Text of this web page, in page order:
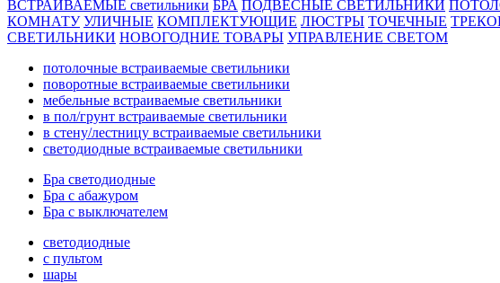
ВСТРАИВАЕМЫЕ светильники БРА ПОДВЕСНЫЕ СВЕТИЛЬНИКИ
КОМНАТУ УЛИЧНЫЕ КОМПЛЕКТУЮЩИЕ ЛЮСТРЫ ТОЧЕЧНЫЕ
СВЕТИЛЬНИКИ НОВОГОДНИЕ ТОВАРЫ УПРАВЛЕНИЕ СВЕТОМ
потолочные встраиваемые светильники
поворотные встраиваемые светильники
мебельные встраиваемые светильники
в пол/грунт встраиваемые светильники
в стену/лестницу встраиваемые светильники
светодиодные встраиваемые светильники
Бра светодиодные
Бра с абажуром
Бра с выключателем
светодиодные
с пультом
шары